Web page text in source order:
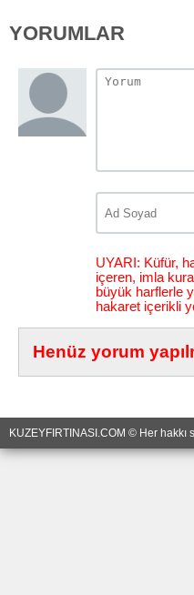
YORUMLAR
UYARI: Küfür,
içeren, imla
büyük harflerle
hakaret içerikli
Henüz yorum
KUZEYFIRTINASI.COM © Her hakkı